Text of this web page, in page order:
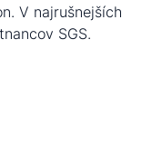
V najrušnejších
SGS.